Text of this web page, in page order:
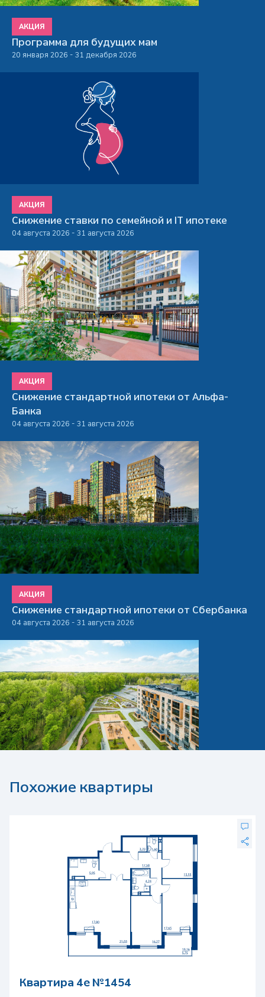
АКЦИЯ
Программа для будущих мам
20 января 2026 - 31 декабря 2026
АКЦИЯ
Снижение ставки по семейной и IT ипотеке
04 августа 2026 - 31 августа 2026
АКЦИЯ
Снижение стандартной ипотеки от Альфа-
Банка
04 августа 2026 - 31 августа 2026
АКЦИЯ
Снижение стандартной ипотеки от Сбербанка
04 августа 2026 - 31 августа 2026
Похожие квартиры
Квартира 4е №1454